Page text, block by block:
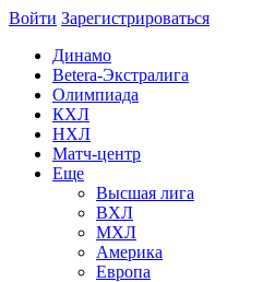
Войти Зарегиcтрироваться
Динамо
Betera-Экстралига
Олимпиада
КХЛ
НХЛ
Матч-центр
Еще
Высшая лига
ВХЛ
МХЛ
Америка
Европа